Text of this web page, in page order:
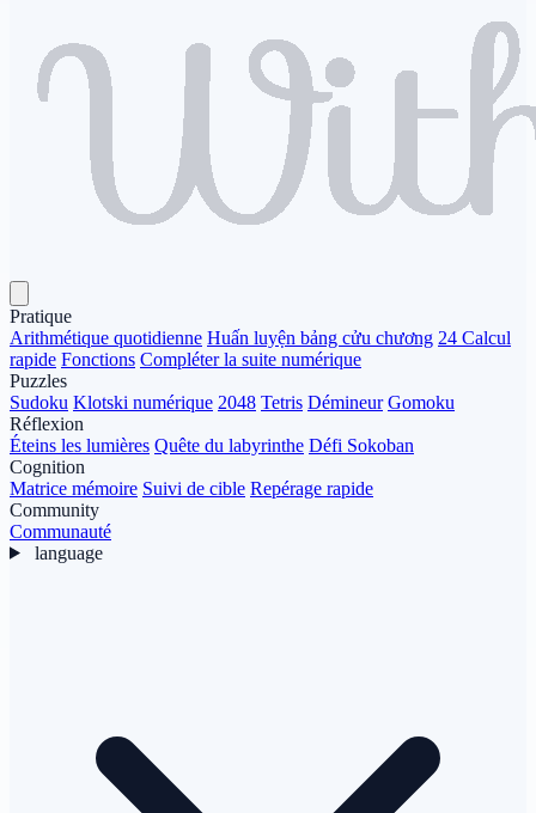
Pratique
Arithmétique quotidienne Huấn luyện bảng cửu chương 24 Calcul
rapide Fonctions Compléter la suite numérique
Puzzles
Sudoku Klotski numérique 2048 Tetris Démineur Gomoku
Réflexion
Éteins les lumières Quête du labyrinthe Défi Sokoban
Cognition
Matrice mémoire Suivi de cible Repérage rapide
Community
Communauté
language